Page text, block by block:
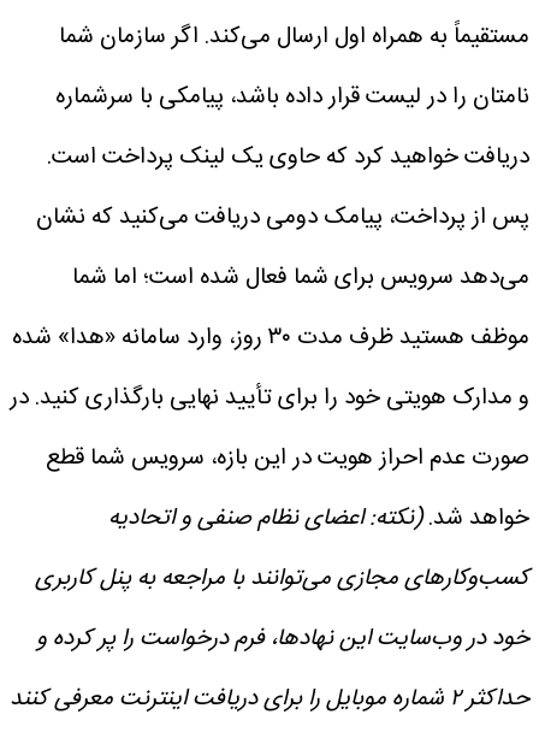
مستقیماً به همراه اول ارسال می‌کند. اگر سازمان شما
نامتان را در لیست قرار داده باشد، پیامکی با سرشماره
دریافت خواهید کرد که حاوی یک لینک پرداخت است.
پس از پرداخت، پیامک دومی دریافت می‌کنید که نشان
می‌دهد سرویس برای شما فعال شده است؛ اما شما
موظف هستید ظرف مدت ۳۰ روز، وارد سامانه «هدا» شده
و مدارک هویتی خود را برای تأیید نهایی بارگذاری کنید. در
صورت عدم احراز هویت در این بازه، سرویس شما قطع
خواهد شد.(نکته: اعضای نظام صنفی و اتحادیه
کسب‌وکارهای مجازی می‌توانند با مراجعه به پنل کاربری
خود در وب‌سایت این نهادها، فرم درخواست را پر کرده و
حداکثر ۲ شماره موبایل را برای دریافت اینترنت معرفی کنند